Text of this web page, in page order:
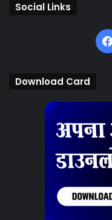
Social Links
Download Card